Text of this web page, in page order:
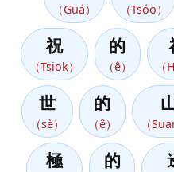
（Guá） （Tsóo）
祝
（Tsiok）
的
（ê） （
世
（sè）
的
（ê） （
極 的